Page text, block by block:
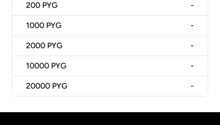
200 PYG -
1000 PYG -
2000 PYG -
10000 PYG -
20000 PYG -